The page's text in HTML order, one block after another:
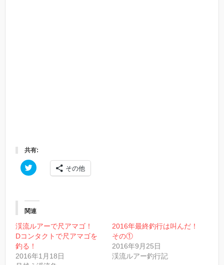
共有:
ク
リ
て
w
t
t
e
r
で
共
その他
関連
渓流ルアーで尺アマゴ！
Dコンタクトで尺アマゴを
釣る！
2016年1月18日
2016年最終釣行は叫んだ！
その①
2016年9月25日
渓流ルアー釣行記